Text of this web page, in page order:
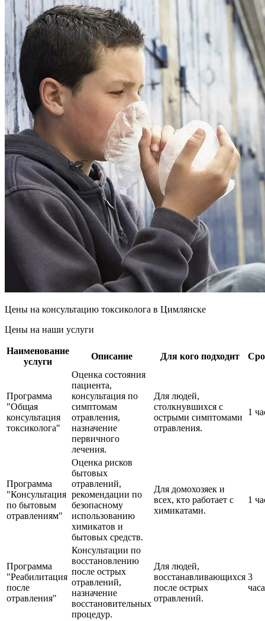
Цены на консультацию токсиколога в Цимлянске
Цены на наши услуги
Наименование
услуги
Описание Для кого подходит
Программа
"Общая
консультация
токсиколога"
Оценка состояния
пациента,
консультация по
симптомам
отравления,
назначение
первичного
лечения.
Для людей,
столкнувшихся с
острыми симптомами
отравления.
1
Программа
"Консультация
по бытовым
отравлениям"
Оценка рисков
бытовых
отравлений,
рекомендации по
безопасному
использованию
химикатов и
бытовых средств.
Для домохозяек и
всех, кто работает с
химикатами.
1
Программа
"Реабилитация
после
отравления"
Консультации по
восстановлению
после острых
отравлений,
назначение
восстановительных
процедур.
Для людей,
восстанавливающихся
после острых
отравлений.
3
часа